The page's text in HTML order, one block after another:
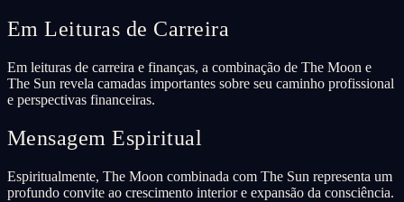
Em Leituras de Carreira
Em leituras de carreira e finanças, a combinação de The Moon e
The Sun revela camadas importantes sobre seu caminho profissional
e perspectivas financeiras.
Mensagem Espiritual
Espiritualmente, The Moon combinada com The Sun representa um
profundo convite ao crescimento interior e expansão da consciência.